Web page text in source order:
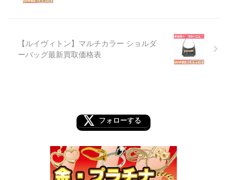
【ルイヴィトン】マルチカラー ショルダ
ーバッグ最新買取価格表
フォローする